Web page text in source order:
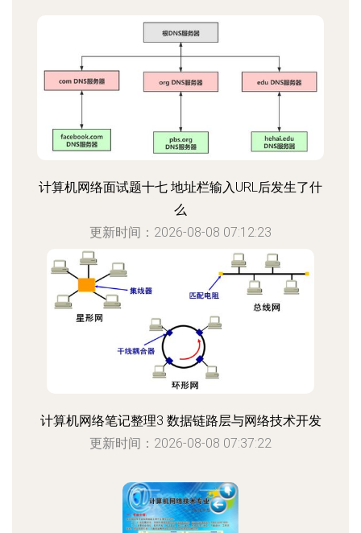
计算机网络面试题十七 地址栏输入URL后发生了什
么
更新时间：2026-08-08 07:12:23
计算机网络笔记整理3 数据链路层与网络技术开发
更新时间：2026-08-08 07:37:22